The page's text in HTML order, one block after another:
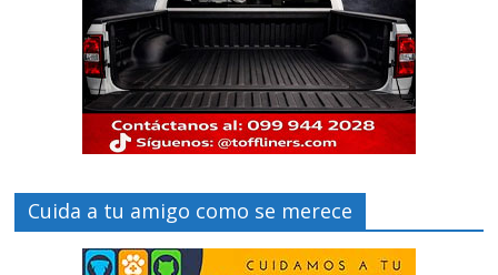
Cuida a tu amigo como se merece